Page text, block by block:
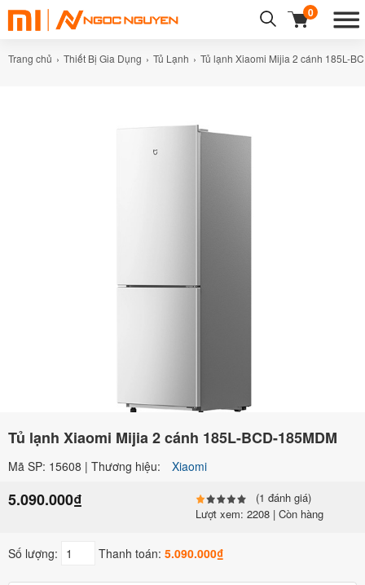
0
Trang chủ Thiết Bị Gia Dụng Tủ Lạnh Tủ lạnh Xiaomi Mijia 2 cánh 185L-
Tủ lạnh Xiaomi Mijia 2 cánh 185L-BCD-185MDM
Mã SP: 15608 | Thương hiệu: Xiaomi
5.090.000₫
(1 đánh giá)
Lượt xem: 2208 | Còn hàng
Số lượng: Thanh toán: 5.090.000₫